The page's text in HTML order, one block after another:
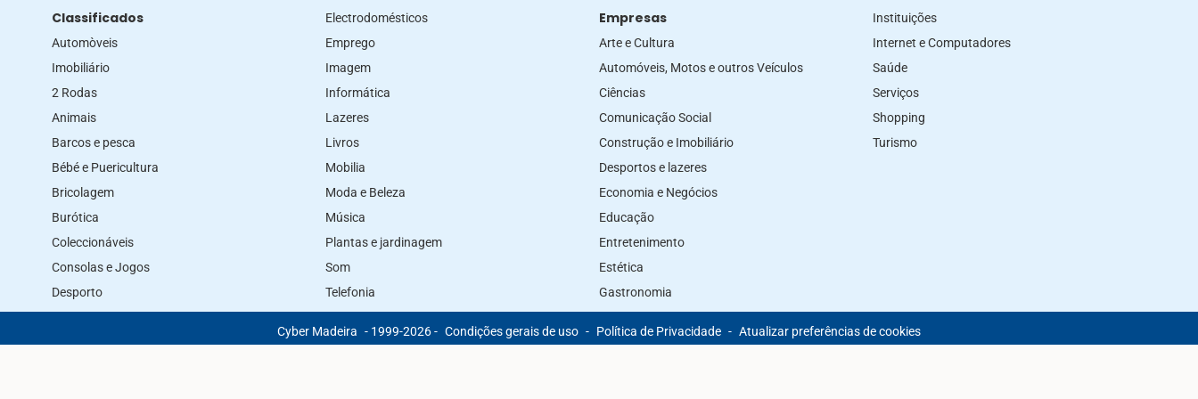
Classificados
Automòveis
Imobiliário
2 Rodas
Animais
Barcos e pesca
Bébé e Puericultura
Bricolagem
Burótica
Coleccionáveis
Consolas e Jogos
Desporto
Electrodomésticos
Emprego
Imagem
Informática
Lazeres
Livros
Mobilia
Moda e Beleza
Música
Plantas e jardinagem
Som
Telefonia
Empresas
Arte e Cultura
Automóveis, Motos e outros Veículos
Ciências
Comunicação Social
Construção e Imobiliário
Desportos e lazeres
Economia e Negócios
Educação
Entretenimento
Estética
Gastronomia
Instituições
Internet e Computadores
Saúde
Serviços
Shopping
Turismo
Cyber Madeira - 1999-2026 - Condições gerais de uso - Política de Privacidade - Atualizar preferências de cookies